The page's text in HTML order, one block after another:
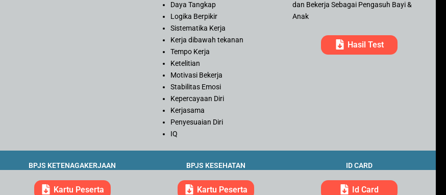
Daya Tangkap
Logika Berpikir
Sistematika Kerja
Kerja dibawah tekanan
Tempo Kerja
Ketelitian
Motivasi Bekerja
Stabilitas Emosi
Kepercayaan Diri
Kerjasama
Penyesuaian Diri
IQ
dan Bekerja Sebagai Pengasuh Bayi &
Anak
Hasil Test
BPJS KETENAGAKERJAAN BPJS KESEHATAN ID CARD
Kartu Peserta Kartu Peserta Id Card